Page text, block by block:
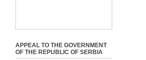
APPEAL TO THE GOVERNMENT
OF THE REPUBLIC OF SERBIA